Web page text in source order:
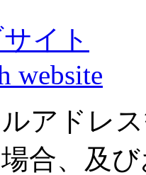
イト
website
アドレ
合、及